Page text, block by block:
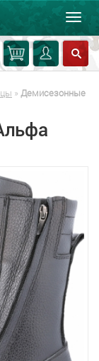
» Демисезонные